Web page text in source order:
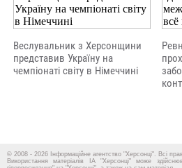
Веслувальник з Херсонщини
представив Україну на
чемпіонаті світу в Німеччині
© 2008 - 2026 Інформаційне агентство "Херсонці". Всі
Використання матеріалів ІА "Херсонці" може